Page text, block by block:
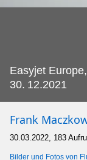
Easyjet
30. 12.2021
Frank
30.03.2022, 183
Bilder und Fotos von